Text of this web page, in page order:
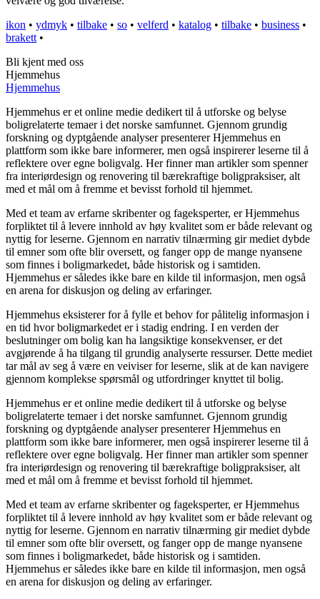
ikon • ydmyk • tilbake • so • velferd • katalog • tilbake • business •
brakett •
Bli kjent med oss
Hjemmehus
Hjemmehus
Hjemmehus er et online medie dedikert til å utforske og belyse
boligrelaterte temaer i det norske samfunnet. Gjennom grundig
forskning og dyptgående analyser presenterer Hjemmehus en
plattform som ikke bare informerer, men også inspirerer leserne til å
reflektere over egne boligvalg. Her finner man artikler som spenner
fra interiørdesign og renovering til bærekraftige boligpraksiser, alt
med et mål om å fremme et bevisst forhold til hjemmet.
Med et team av erfarne skribenter og fageksperter, er Hjemmehus
forpliktet til å levere innhold av høy kvalitet som er både relevant og
nyttig for leserne. Gjennom en narrativ tilnærming gir mediet dybde
til emner som ofte blir oversett, og fanger opp de mange nyansene
som finnes i boligmarkedet, både historisk og i samtiden.
Hjemmehus er således ikke bare en kilde til informasjon, men også
en arena for diskusjon og deling av erfaringer.
Hjemmehus eksisterer for å fylle et behov for pålitelig informasjon i
en tid hvor boligmarkedet er i stadig endring. I en verden der
beslutninger om bolig kan ha langsiktige konsekvenser, er det
avgjørende å ha tilgang til grundig analyserte ressurser. Dette mediet
tar mål av seg å være en veiviser for leserne, slik at de kan navigere
gjennom komplekse spørsmål og utfordringer knyttet til bolig.
Hjemmehus er et online medie dedikert til å utforske og belyse
boligrelaterte temaer i det norske samfunnet. Gjennom grundig
forskning og dyptgående analyser presenterer Hjemmehus en
plattform som ikke bare informerer, men også inspirerer leserne til å
reflektere over egne boligvalg. Her finner man artikler som spenner
fra interiørdesign og renovering til bærekraftige boligpraksiser, alt
med et mål om å fremme et bevisst forhold til hjemmet.
Med et team av erfarne skribenter og fageksperter, er Hjemmehus
forpliktet til å levere innhold av høy kvalitet som er både relevant og
nyttig for leserne. Gjennom en narrativ tilnærming gir mediet dybde
til emner som ofte blir oversett, og fanger opp de mange nyansene
som finnes i boligmarkedet, både historisk og i samtiden.
Hjemmehus er således ikke bare en kilde til informasjon, men også
en arena for diskusjon og deling av erfaringer.